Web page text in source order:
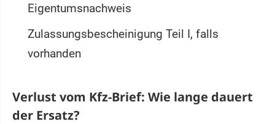
Eigentumsnachweis
Zulassungsbescheinigung Teil I, falls
vorhanden
Verlust vom Kfz-Brief: Wie lange dauert
der Ersatz?